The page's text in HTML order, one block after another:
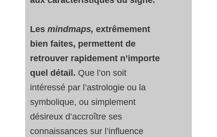
Les mindmaps, extrêmement
bien faites, permettent de
retrouver rapidement n’importe
quel détail. Que l’on soit
intéressé par l’astrologie ou la
symbolique, ou simplement
désireux d’accroître ses
connaissances sur l’influence